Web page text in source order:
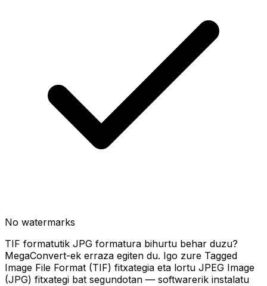
No watermarks
TIF formatutik JPG formatura bihurtu behar duzu?
MegaConvert-ek erraza egiten du. Igo zure Tagged
Image File Format (TIF) fitxategia eta lortu JPEG Image
(JPG) fitxategi bat segundotan — softwarerik instalatu